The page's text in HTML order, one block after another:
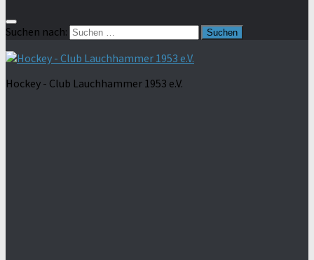
Suchen nach:
Hockey - Club Lauchhammer 1953 e.V.